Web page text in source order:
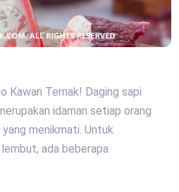
Kawan Ternak! Daging sapi
idaman setiap orang
menikmati. Untuk
ada beberapa